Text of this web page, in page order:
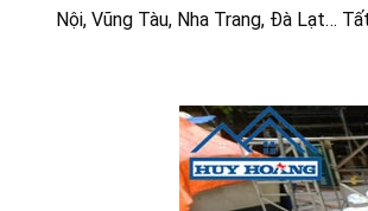
Nội, Vũng Tàu, Nha Trang, Đà Lạt…